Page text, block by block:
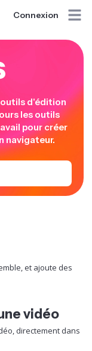
Connexion
outils d'édition
les outils
pour créer
navigateur.
et ajoute des
vidéo
directement dans